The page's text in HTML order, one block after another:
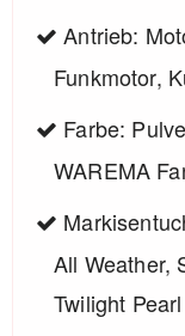
Antrieb:
Funkmotor,
Farbe:
WAREMA
All Weather,
Twilight Pearl